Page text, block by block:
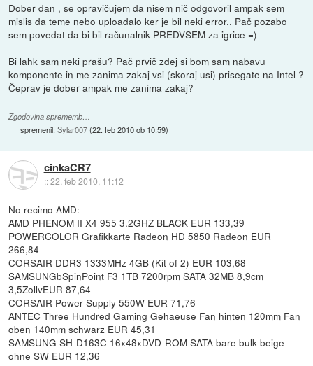
Dober dan , se opravičujem da nisem nič odgovoril ampak sem
mislis da teme nebo uploadalo ker je bil neki error.. Pač pozabo
sem povedat da bi bil računalnik PREDVSEM za igrice =)
Bi lahk sam neki prašu? Pač prvič zdej si bom sam nabavu
komponente in me zanima zakaj vsi (skoraj usi) prisegate na Intel ?
Čeprav je dober ampak me zanima zakaj?
Zgodovina sprememb…
spremenil:Sylar007(22. feb 2010 ob 10:59)
cinkaCR7
::22. feb 2010, 11:12
No recimo AMD:
AMD PHENOM II X4 955 3.2GHZ BLACK EUR 133,39
POWERCOLOR Grafikkarte Radeon HD 5850 Radeon EUR
266,84
CORSAIR DDR3 1333MHz 4GB (Kit of 2) EUR 103,68
SAMSUNGbSpinPoint F3 1TB 7200rpm SATA 32MB 8,9cm
3,5ZollvEUR 87,64
CORSAIR Power Supply 550W EUR 71,76
ANTEC Three Hundred Gaming Gehaeuse Fan hinten 120mm Fan
oben 140mm schwarz EUR 45,31
SAMSUNG SH-D163C 16x48xDVD-ROM SATA bare bulk beige
ohne SW EUR 12,36